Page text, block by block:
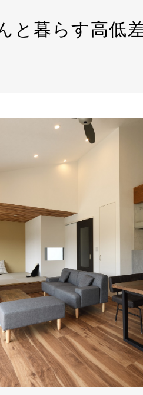
と暮らす高低